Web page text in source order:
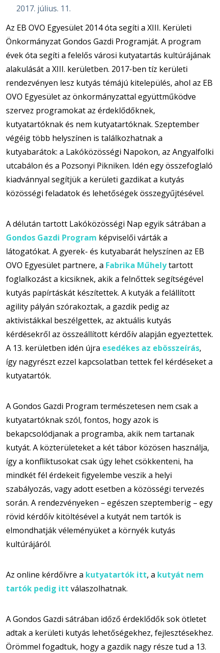
2017. július. 11.
Az EB OVO Egyesület 2014 óta segíti a XIII. Kerületi
Önkormányzat Gondos Gazdi Programját. A program
évek óta segíti a felelős városi kutyatartás kultúrájának
alakulását a XIII. kerületben. 2017-ben tíz kerületi
rendezvényen lesz kutyás témájú kitelepülés, ahol az EB
OVO Egyesület az önkormányzattal együttműködve
szervez programokat az érdeklődőknek,
kutyatartóknak és nem kutyatartóknak. Szeptember
végéig több helyszínen is találkozhatnak a
kutyabarátok: a Lakóközösségi Napokon, az Angyalfolki
utcabálon és a Pozsonyi Pikniken. Idén egy összefoglaló
kiadvánnyal segítjük a kerületi gazdikat a kutyás
közösségi feladatok és lehetőségek összegyűjtésével.
A délután tartott Lakóközösségi Nap egyik sátrában a
Gondos Gazdi Program képviselői várták a
látogatókat. A gyerek- és kutyabarát helyszínen az EB
OVO Egyesület partnere, a Fabrika Műhelytartott
foglalkozást a kicsiknek, akik a felnőttek segítségével
kutyás papírtáskát készítettek. A kutyák a felállított
agility pályán szórakoztak, a gazdik pedig az
aktivistákkal beszélgettek, az aktuális kutyás
kérdésekről az összeállított kérdőív alapján egyeztettek.
A 13. kerületben idén újra esedékes az ebösszeírás,
így nagyrészt ezzel kapcsolatban tettek fel kérdéseket a
kutyatartók.
A Gondos Gazdi Program természetesen nem csak a
kutyatartóknak szól, fontos, hogy azok is
bekapcsolódjanak a programba, akik nem tartanak
kutyát. A közterületeket a két tábor közösen használja,
így a konfliktusokat csak úgy lehet csökkenteni, ha
mindkét fél érdekeit figyelembe veszik a helyi
szabályozás, vagy adott esetben a közösségi tervezés
során. A rendezvényeken – egészen szeptemberig – egy
rövid kérdőív kitöltésével a kutyát nem tartók is
elmondhatják véleményüket a környék kutyás
kultúrájáról.
Az online kérdőívre a kutyatartók itt, a kutyát nem
tartók pedig itt válaszolhatnak.
A Gondos Gazdi sátrában időző érdeklődők sok ötletet
adtak a kerületi kutyás lehetőségekhez, fejlesztésekhez.
Örömmel fogadtuk, hogy a gazdik nagy része tud a 13.